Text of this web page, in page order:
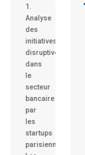
1.
Analyse
des
initiatives
disruptives
dans
le
secteur
bancaire
par
les
startups
parisiennes